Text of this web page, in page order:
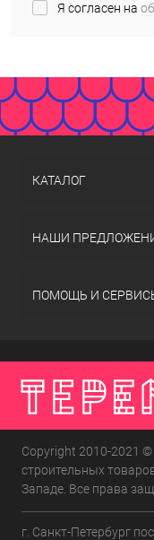
Я согласен на
КАТАЛОГ
НАШИ
ПОМОЩЬ И
Copyright 2010-2021
строительных
Западе. Все права
г. Санкт-Петербург